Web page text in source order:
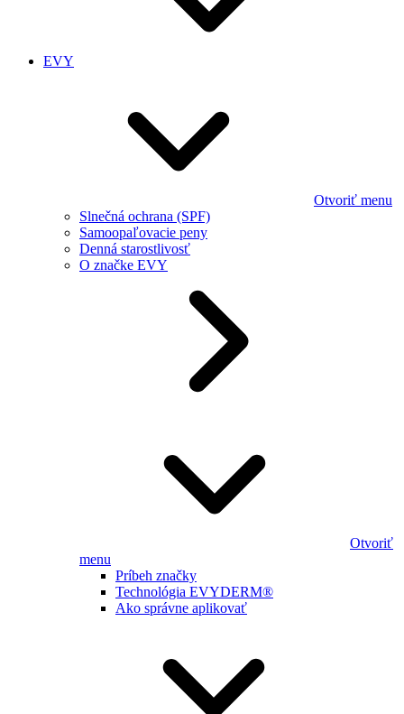
EVY
Otvoriť menu
Slnečná ochrana (SPF)
Samoopaľovacie peny
Denná starostlivosť
O značke EVY
Otvoriť
menu
Príbeh značky
Technológia EVYDERM®
Ako správne aplikovať